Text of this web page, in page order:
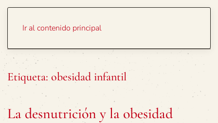
Ir al contenido principal
Etiqueta: obesidad infantil
La desnutrición y la obesidad